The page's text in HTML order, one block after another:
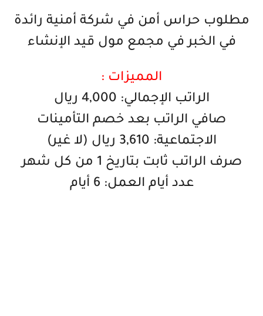
مطلوب حراس أمن في شركة أمنية رائدة
في الخبر في مجمع مول قيد الإنشاء
المميزات :
الراتب الإجمالي: 4,000 ريال
صافي الراتب بعد خصم التأمينات
الاجتماعية: 3,610 ريال (لا غير)
صرف الراتب ثابت بتاريخ 1 من كل شهر
عدد أيام العمل: 6 أيام